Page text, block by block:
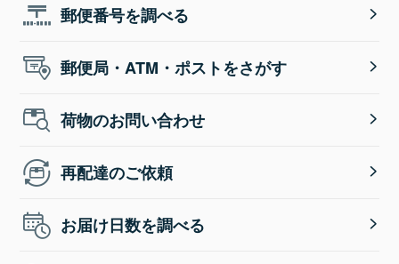
郵便番号を調べる
郵便局・ATM・ポストをさがす
荷物のお問い合わせ
再配達のご依頼
お届け日数を調べる